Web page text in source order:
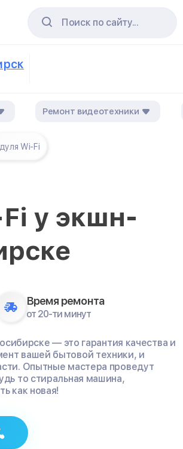
Поиск по сайту...
Ремонт видеотехники
Wi-Fi
у экшн-
Время ремонта
от 20-ти минут
— это гарантия качества и
вашей бытовой техники, и
Опытные мастера проведут
то стиральная машина,
как новая!